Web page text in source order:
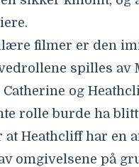
filmer er den
spilles av
og
rolle burde ha
at Heathcliff har en
omgivelsene på